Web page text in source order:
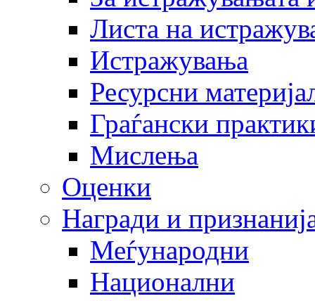
Листа на
Истражувања
Ресурсни
Граѓански
Мислења
Оценки
Награди и
Меѓународни
Национални